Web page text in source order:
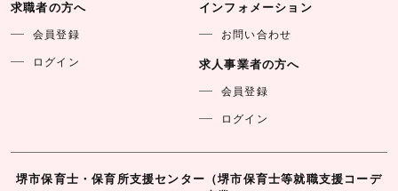
求職者の方へ
会員登録
ログイン
インフォメーション
お問い合わせ
求人事業者の方へ
会員登録
ログイン
堺市保育士・保育所支援センター（堺市保育士等就職支援コーデ